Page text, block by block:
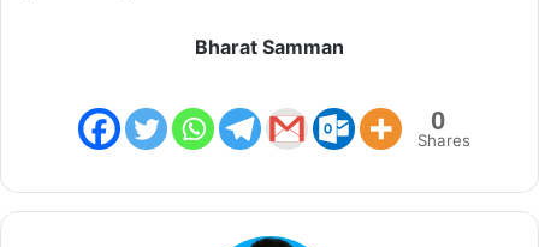
Bharat Samman
0
Shares